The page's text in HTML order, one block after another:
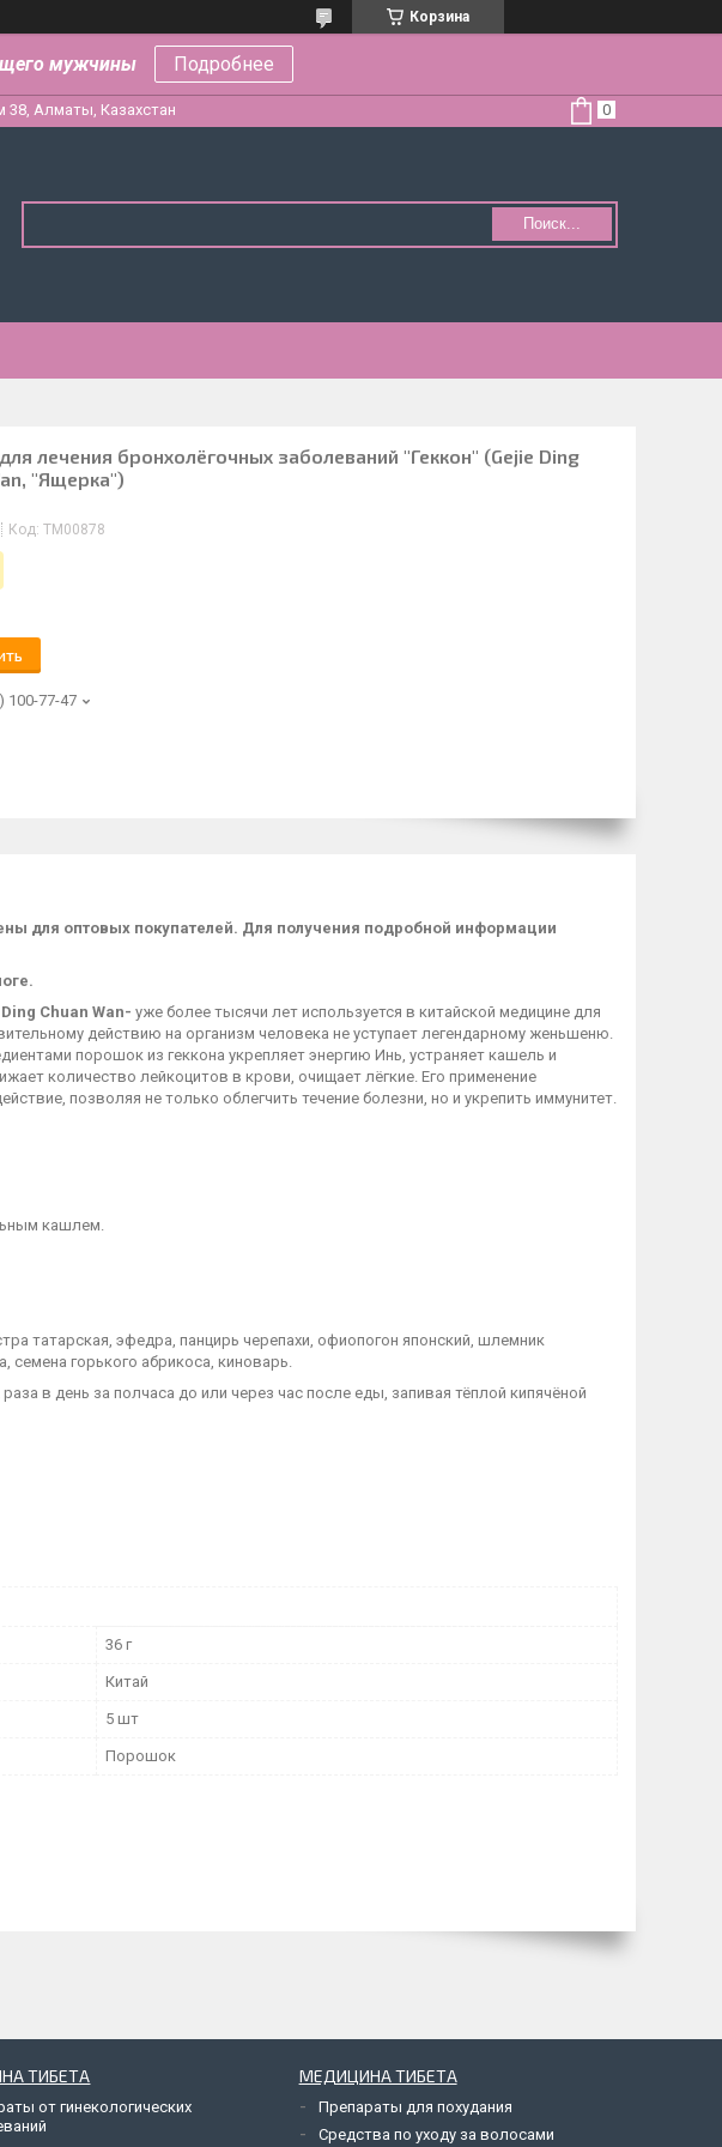
Корзина
мужчины Подробнее
38, Алматы, Казахстан
Поиск...
лечения бронхолёгочных заболеваний "Геккон" (Gejie Ding
"Ящерка")
Код: ТМ00878
100-77-47
для оптовых покупателей. Для получения подробной информации
Chuan Wan- уже более тысячи лет используется в китайской медицине для
действию на организм человека не уступает легендарному женьшеню.
порошок из геккона укрепляет энергию Инь, устраняет кашель и
количество лейкоцитов в крови, очищает лёгкие. Его применение
позволяя не только облегчить течение болезни, но и укрепить иммунитет.
кашлем.
татарская, эфедра, панцирь черепахи, офиопогон японский, шлемник
семена горького абрикоса, киноварь.
в день за полчаса до или через час после еды, запивая тёплой кипячёной
36 г
Китай
5 шт
Порошок
ТИБЕТА
от гинекологических
МЕДИЦИНА ТИБЕТА
Препараты для похудания
Средства по уходу за волосами